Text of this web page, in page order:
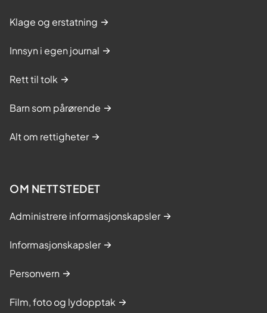
Klage og erstatning
Innsyn i egen journal
Rett til tolk
Barn som pårørende
Alt om rettigheter
OM NETTSTEDET
Administrere informasjonskapsler
Informasjonskapsler
Personvern
Film, foto og lydopptak